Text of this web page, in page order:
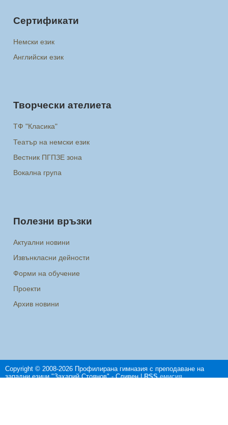
Сертификати
Немски език
Английски език
Творчески ателиета
ТФ "Класика"
Театър на немски език
Вестник ПГПЗЕ зона
Вокална група
Полезни връзки
Актуални новини
Извънкласни дейности
Форми на обучение
Проекти
Архив новини
Copyright © 2008-2026 Профилирана гимназия с преподаване на
западни езици "Захарий Стоянов" - Сливен |RSSемисия